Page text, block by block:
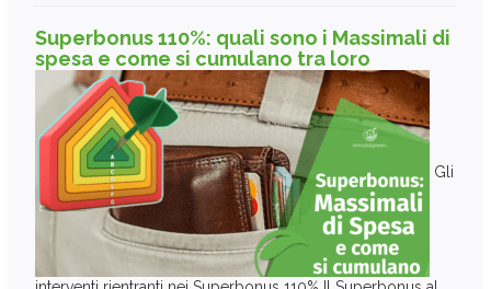
Superbonus 110%: quali sono i Massimali di
spesa e come si cumulano tra loro
Gli